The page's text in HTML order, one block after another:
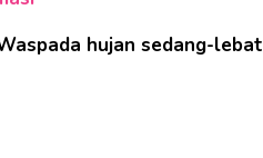
hujan sedang-lebat